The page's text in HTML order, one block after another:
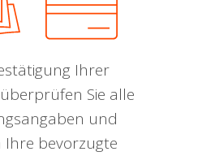
Ihrer
Sie alle
und
Ihre bevorzugte